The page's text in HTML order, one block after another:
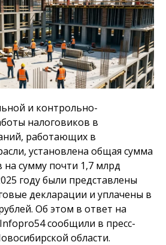
и контрольно-
налоговиков в
работающих в
установлена общая сумма
на сумму почти 1,7 млрд
году были представлены
декларации и уплачены в
Об этом в ответ на
сообщили в пресс-
области.